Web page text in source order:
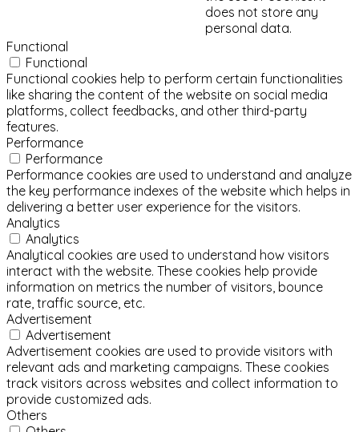
does not store any
personal data.
Functional
Functional
Functional cookies help to perform certain functionalities
like sharing the content of the website on social media
platforms, collect feedbacks, and other third-party
features.
Performance
Performance
Performance cookies are used to understand and analyze
the key performance indexes of the website which helps in
delivering a better user experience for the visitors.
Analytics
Analytics
Analytical cookies are used to understand how visitors
interact with the website. These cookies help provide
information on metrics the number of visitors, bounce
rate, traffic source, etc.
Advertisement
Advertisement
Advertisement cookies are used to provide visitors with
relevant ads and marketing campaigns. These cookies
track visitors across websites and collect information to
provide customized ads.
Others